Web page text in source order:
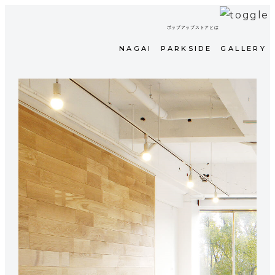
ポップアップストアとは
NAGAI PARKSIDE GALLERY